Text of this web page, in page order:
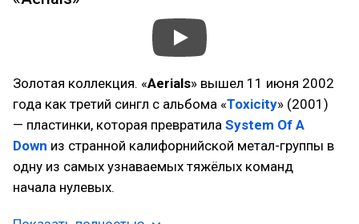
Золотая коллекция. «Aerials» вышел 11 июня 2002
года как третий сингл с альбома «Toxicity» (2001)
— пластинки, которая превратила System Of A
Down из странной калифорнийской метал-группы в
одну из самых узнаваемых тяжёлых команд
начала нулевых.